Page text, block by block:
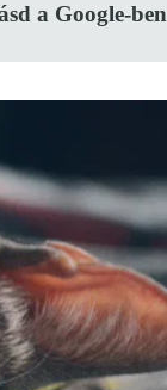
a Google-ben